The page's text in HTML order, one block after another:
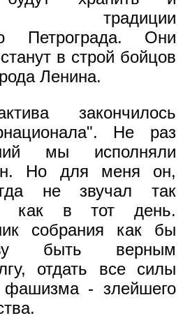
традиции
Петрограда. Они
в строй бойцов
Ленина.
закончилось
Не раз
мы исполняли
Но для меня он,
не звучал так
как в тот день.
собрания как бы
быть верным
отдать все силы
фашизма - злейшего